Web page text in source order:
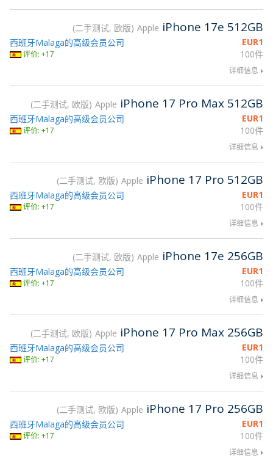
二手测试, 欧版 Apple iPhone 17e 512GB
EUR1
100件
西班牙Malaga的高级会员公司
评价: +17
详细信息
二手测试, 欧版 Apple iPhone 17 Pro Max 512GB
EUR1
100件
西班牙Malaga的高级会员公司
评价: +17
详细信息
二手测试, 欧版 Apple iPhone 17 Pro 512GB
EUR1
100件
西班牙Malaga的高级会员公司
评价: +17
详细信息
二手测试, 欧版 Apple iPhone 17e 256GB
EUR1
100件
西班牙Malaga的高级会员公司
评价: +17
详细信息
二手测试, 欧版 Apple iPhone 17 Pro Max 256GB
EUR1
100件
西班牙Malaga的高级会员公司
评价: +17
详细信息
二手测试, 欧版 Apple iPhone 17 Pro 256GB
EUR1
100件
西班牙Malaga的高级会员公司
评价: +17
详细信息